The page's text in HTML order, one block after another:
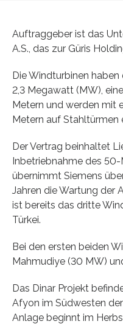
Auftraggeber ist das
A.S., das zur Güris
Die Windturbinen
2,3 Megawatt (MW),
Metern und werden mit
Metern auf Stahltürmen
Der Vertrag beinhaltet
Inbetriebnahme des 50-
übernimmt Siemens
Jahren die Wartung der
ist bereits das dritte
Türkei.
Bei den ersten beiden
Mahmudiye (30 MW)
Das Dinar Projekt
Afyon im Südwesten
Anlage beginnt im